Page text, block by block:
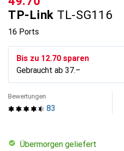
TP-Link TL-SG116
16 Ports
Bis zu CHF
12.70 sparen
Gebraucht ab CHF
37.–
83
Bewertungen
übermorgen geliefert